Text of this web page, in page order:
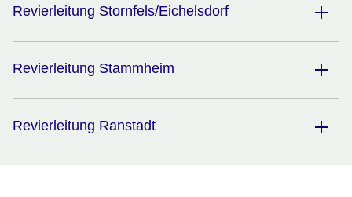
Revierleitung Stornfels/Eichelsdorf
Revierleitung Stammheim
Revierleitung Ranstadt